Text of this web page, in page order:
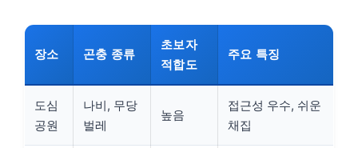
장소 곤충 종류
초보자
적합도
주요 특징
도심
공원
나비, 무당
벌레
높음
접근성 우수, 쉬운
채집